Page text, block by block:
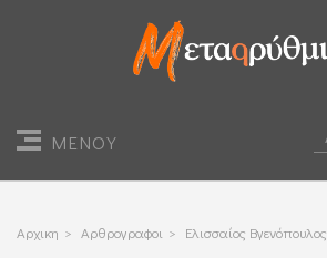
ΜΕΝΟΥ
Αρχικη > Αρθρογραφοι > Ελισσαίος Βγενόπουλος